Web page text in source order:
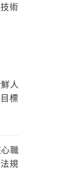
術
人
標
職
規